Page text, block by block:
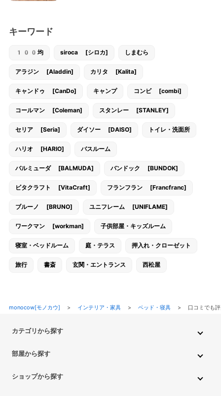
キーワード
100均 siroca [シロカ] しまむら
アラジン [Aladdin] カリタ [Kalita]
キャンドゥ [CanDo] キャンプ コンビ [combi]
コールマン [Coleman] スタンレー [STANLEY]
セリア [Seria] ダイソー [DAISO] トイレ・洗面所
ハリオ [HARIO] バスルーム
バルミューダ [BALMUDA] バンドック [BUNDOK]
ビタクラフト [VitaCraft] フランフラン [Francfranc]
ブルーノ [BRUNO] ユニフレーム [UNIFLAME]
ワークマン [workman] 子供部屋・キッズルーム
寝室・ベッドルーム 庭・テラス 押入れ・クローゼット
旅行 書斎 玄関・エントランス 西松屋
monocow[モノカウ] > インテリア・家具> ベッド・寝具> 口コミでも
カテゴリから探す
ペット用品 ベビー・キッズ
部屋から探す
ショップから探す